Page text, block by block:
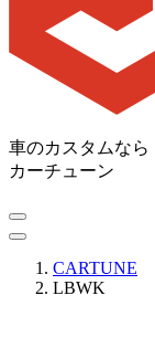
車のカスタムなら
カーチューン
CARTUNE
LBWK